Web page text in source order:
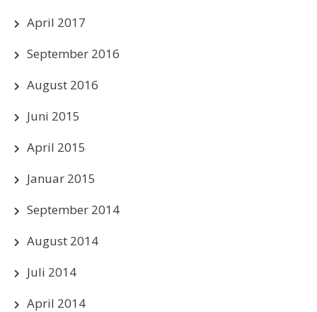
April 2017
September 2016
August 2016
Juni 2015
April 2015
Januar 2015
September 2014
August 2014
Juli 2014
April 2014